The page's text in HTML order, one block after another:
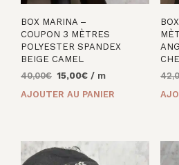
BOX MARINA –
COUPON 3 MÈTRES
POLYESTER SPANDEX
BEIGE CAMEL
40,00€ Le
15,00€Le/ m
AJOUTER AU PANIER